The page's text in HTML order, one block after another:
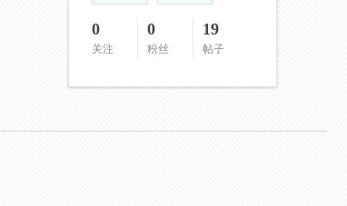
0
关注
0
粉丝
19
帖子